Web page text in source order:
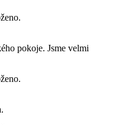
pokoje. Jsme velmi